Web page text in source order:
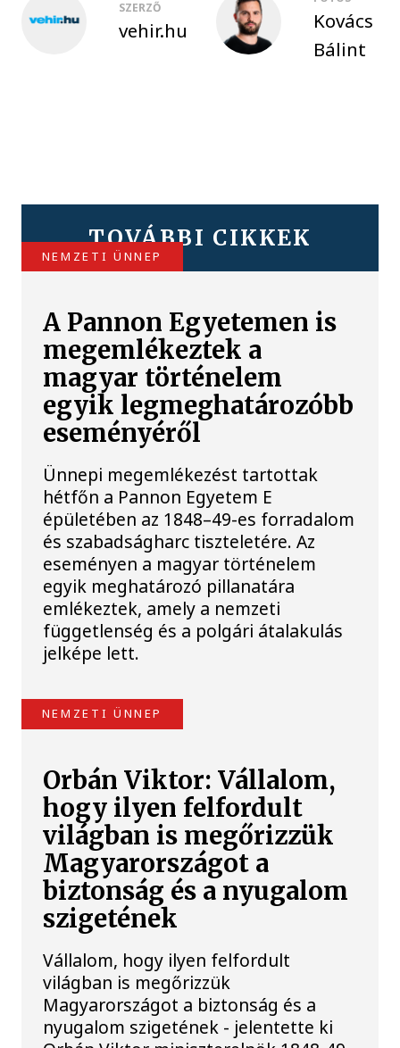
SZERZŐ
vehir.hu
Kovács
Bálint
TOVÁBBI CIKKEK
NEMZETI ÜNNEP
A Pannon Egyetemen is
megemlékeztek a
magyar történelem
egyik legmeghatározóbb
eseményéről
Ünnepi megemlékezést tartottak
hétfőn a Pannon Egyetem E
épületében az 1848–49-es forradalom
és szabadságharc tiszteletére. Az
eseményen a magyar történelem
egyik meghatározó pillanatára
emlékeztek, amely a nemzeti
függetlenség és a polgári átalakulás
jelképe lett.
NEMZETI ÜNNEP
Orbán Viktor: Vállalom,
hogy ilyen felfordult
világban is megőrizzük
Magyarországot a
biztonság és a nyugalom
szigetének
Vállalom, hogy ilyen felfordult
világban is megőrizzük
Magyarországot a biztonság és a
nyugalom szigetének - jelentette ki